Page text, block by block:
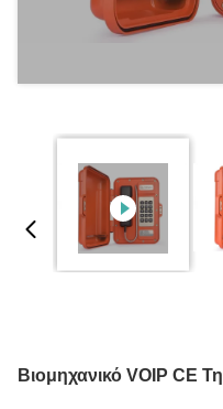
Βιομηχανικό VOIP CE